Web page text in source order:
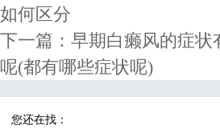
如何区分
下一篇： 早期白癞风的症状
呢(都有哪些症状呢)
您还在找：